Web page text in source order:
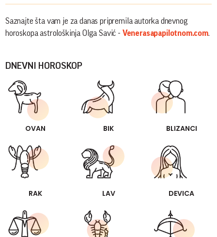
Saznajte šta vam je za danas pripremila autorka dnevnog
horoskopa astrološkinja Olga Savić - Venerasapapilotnom.com.
DNEVNI HOROSKOP
OVAN BIK BLIZANCI
RAK LAV DEVICA